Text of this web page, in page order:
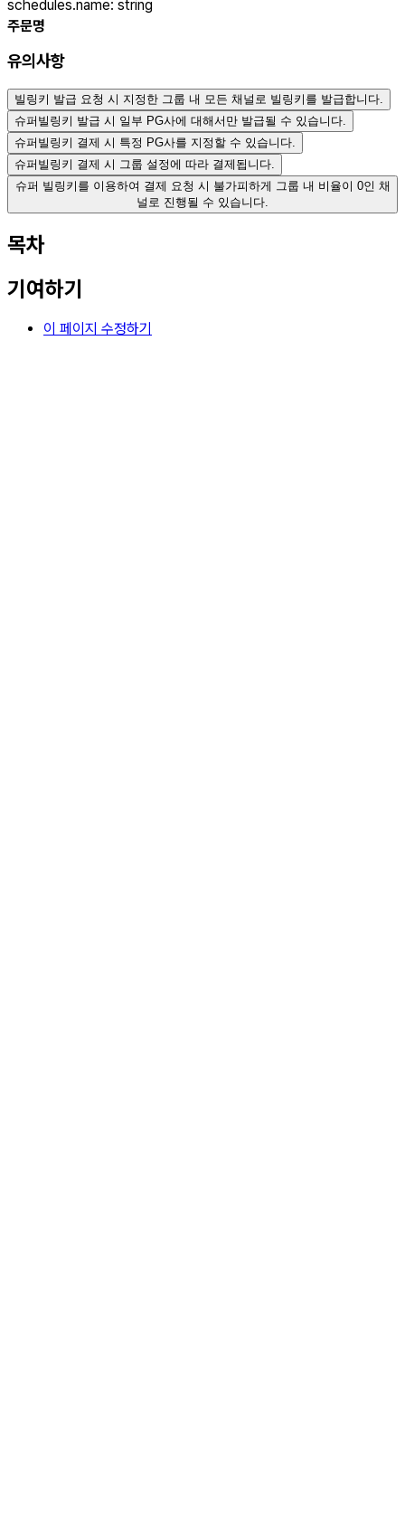
schedules.name: string
주문명
유의사항
빌링키 발급 요청 시 지정한 그룹 내 모든 채널로 빌링키를 발급합니다.
슈퍼빌링키 발급 시 일부 PG사에 대해서만 발급될 수 있습니다.
슈퍼빌링키 결제 시 특정 PG사를 지정할 수 있습니다.
슈퍼빌링키 결제 시 그룹 설정에 따라 결제됩니다.
슈퍼 빌링키를 이용하여 결제 요청 시 불가피하게 그룹 내 비율이 0인 채
널로 진행될 수 있습니다.
목차
기여하기
이 페이지 수정하기